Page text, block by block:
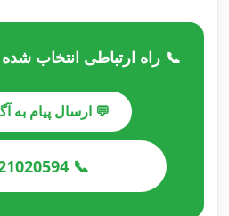
📞 راه ارتباطی انتخاب
💬 ارسال پیام به
📞 09921020594